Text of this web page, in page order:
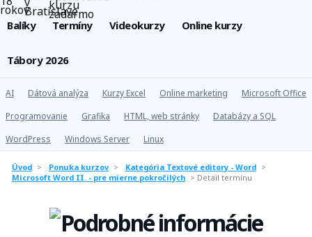
Balíky Termíny Videokurzy Online kurzy
Tábory 2026
AI Dátová analýza Kurzy Excel Online marketing
Microsoft Office
Programovanie
Grafika HTML, web stránky
Databázy a SQL
WordPress
Windows Server Linux
Úvod > Ponuka kurzov > Kategória Textové editory - Word >
Microsoft Word II. - pre mierne pokročilých > Detail termínu